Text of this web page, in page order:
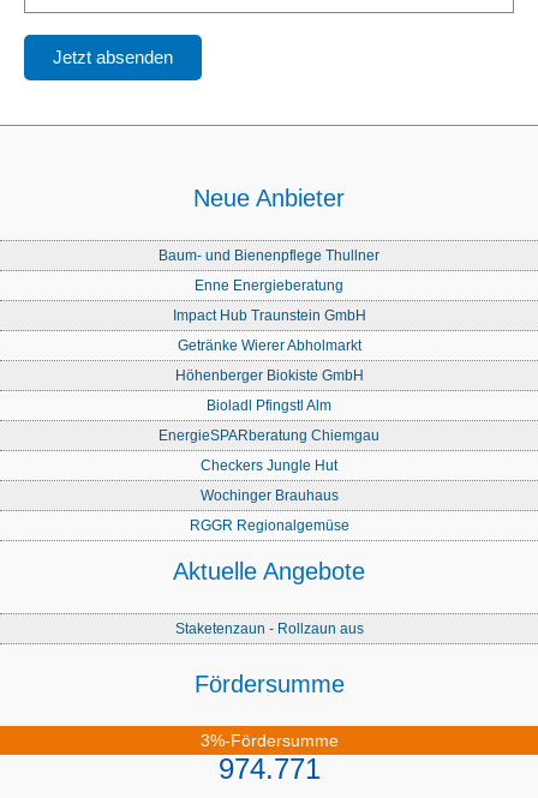
Neue Anbieter
Baum- und Bienenpflege Thullner
Enne Energieberatung
Impact Hub Traunstein GmbH
Getränke Wierer Abholmarkt
Höhenberger Biokiste GmbH
Bioladl Pfingstl Alm
EnergieSPARberatung Chiemgau
Checkers Jungle Hut
Wochinger Brauhaus
RGGR Regionalgemüse
Aktuelle Angebote
Staketenzaun - Rollzaun aus
Fördersumme
3%-Fördersumme
974.771